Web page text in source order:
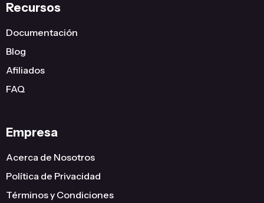
Recursos
Documentación
Blog
Afiliados
FAQ
Empresa
Acerca de Nosotros
Política de Privacidad
Términos y Condiciones